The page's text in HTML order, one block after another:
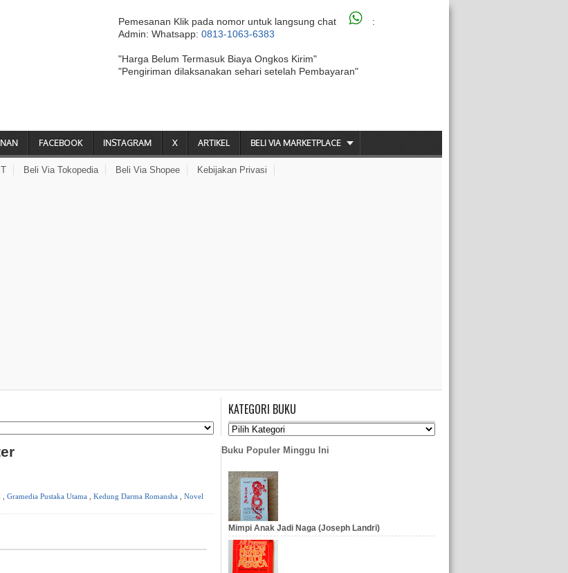
Pemesanan Klik pada nomor untuk langsung chat
:
Admin: Whatsapp: 0813-1063-6383
"Harga Belum Termasuk Biaya Ongkos Kirim"
"Pengiriman dilaksanakan sehari setelah Pembayaran"
FACEBOOK INSTAGRAM X ARTIKEL BELI VIA MARKETPLACE
Beli Via Tokopedia Beli Via Shopee Kebijakan Privasi
Gramedia Pustaka Utama Kedung Darma Romansha
Novel
KATEGORI BUKU
Buku Populer Minggu Ini
Mimpi Anak Jadi Naga (Joseph Landri)